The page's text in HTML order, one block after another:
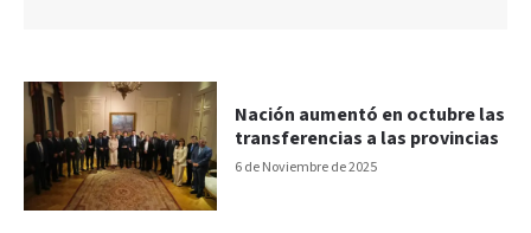
6 de Noviembre de 2025
Nación aumentó en octubre las
transferencias a las provincias